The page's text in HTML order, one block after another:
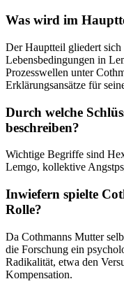
Was wird im
Der Hauptteil gliedert
Lebensbedingungen in
Prozesswellen unter
Erklärungsansätze für
Durch welche
beschreiben?
Wichtige Begriffe sind
Lemgo, kollektive
Inwiefern spielte
Rolle?
Da Cothmanns Mutter
die Forschung ein
Radikalität, etwa den
Kompensation.